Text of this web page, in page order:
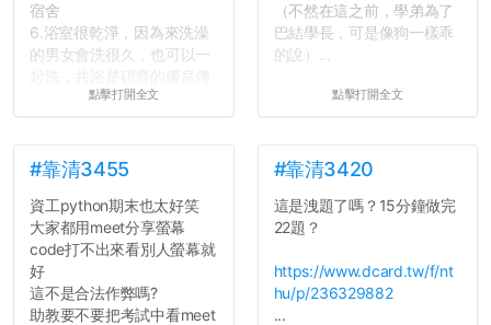
宿舍
6.浴室很乾淨，因為來洗澡
的男女會洗很久，也可以一
舍房間，都歡迎留言讓我知
道...
點擊打開全文
（不然在這之前，學弟為了
巴結學長，可是像狗一樣乖
的說）...
點擊打開全文
#靠清3455
資工python期末也太好笑
大家都用meet分享螢幕
code打不出來看別人螢幕就
好
這不是合法作弊嗎?
助教要不要把考試中看meet
#靠清3420
這是洩題了嗎？15分鐘做完
22題？
https://www.dcard.tw/f/nt
hu/p/236329882
...